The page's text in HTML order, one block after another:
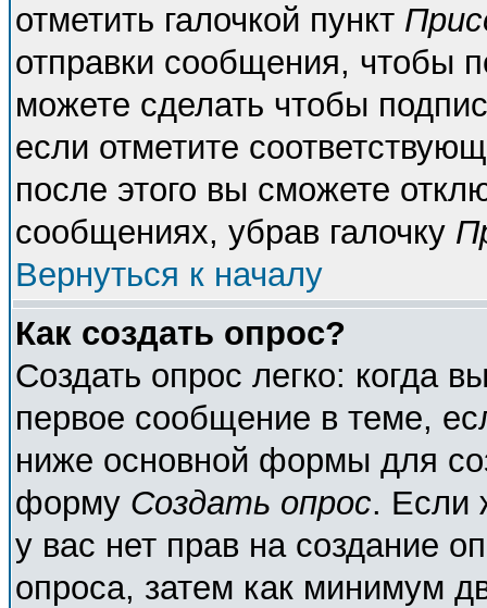
отметить галочкой пункт
отправки сообщения, чтобы
можете сделать чтобы
если отметите
после этого вы сможете
сообщениях, убрав галочку
Вернуться к началу
Как создать опрос?
Создать опрос легко: когда
первое сообщение в теме,
ниже основной формы для
форму Создать опрос. Если
у вас нет прав на создание
опроса, затем как минимум